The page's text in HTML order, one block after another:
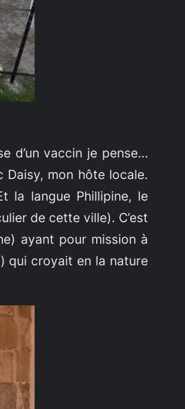
d’un vaccin je pense…
Daisy, mon hôte locale.
la langue Phillipine, le
de cette ville). C’est
ayant pour mission à
qui croyait en la nature